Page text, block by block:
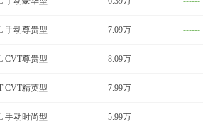
手动尊贵型 7.09万 ------
CVT尊贵型 8.09万 ------
CVT精英型 7.99万 ------
手动时尚型 5.99万 ------